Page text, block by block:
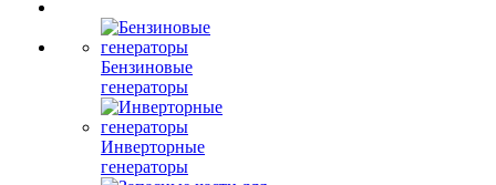
Бензиновые
генераторы
Инверторные
генераторы